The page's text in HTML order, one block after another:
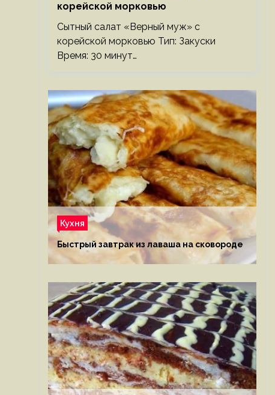
корейской морковью
Сытный салат «Верный муж» с
корейской морковью Тип: Закуски
Время: 30 минут…
Кухня
Быстрый завтрак из лаваша на сковороде